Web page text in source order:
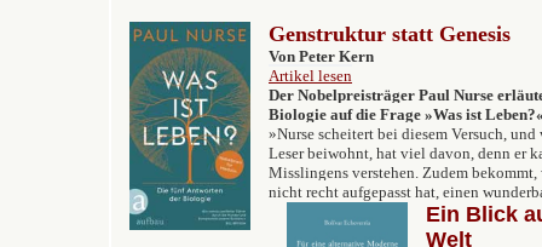
Genstruktur statt Genesis
Von Peter Kern
Artikel lesen
Der Nobelpreisträger Paul Nurse
Biologie auf die Frage »Was ist
»Nurse scheitert bei diesem Versuch, und
Leser beiwohnt, hat viel davon, denn er
Misslingens verstehen. Zudem
nicht recht aufgepasst hat, einen
Ein Blick
Welt